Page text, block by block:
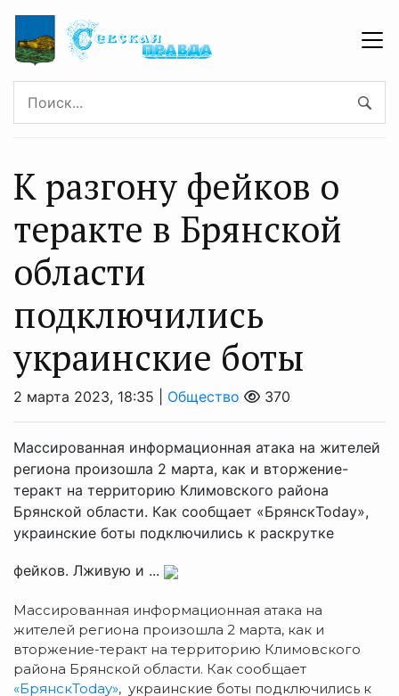
К разгону фейков о
теракте в Брянской
области
подключились
украинские боты
2 марта 2023, 18:35 | Общество 370
Массированная информационная атака на жителей
региона произошла 2 марта, как и вторжение-
теракт на территорию Климовского района
Брянской области. Как сообщает «БрянскToday»,
украинские боты подключились к раскрутке
фейков. Лживую и ...
Массированная информационная атака на
жителей региона произошла 2 марта, как и
вторжение-теракт на территорию Климовского
района Брянской области. Как сообщает
«БрянскToday», украинские боты подключились к